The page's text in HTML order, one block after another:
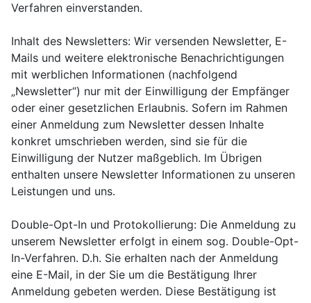
Verfahren einverstanden.
Inhalt des Newsletters: Wir versenden Newsletter, E-
Mails und weitere elektronische Benachrichtigungen
mit werblichen Informationen (nachfolgend
„Newsletter“) nur mit der Einwilligung der Empfänger
oder einer gesetzlichen Erlaubnis. Sofern im Rahmen
einer Anmeldung zum Newsletter dessen Inhalte
konkret umschrieben werden, sind sie für die
Einwilligung der Nutzer maßgeblich. Im Übrigen
enthalten unsere Newsletter Informationen zu unseren
Leistungen und uns.
Double-Opt-In und Protokollierung: Die Anmeldung zu
unserem Newsletter erfolgt in einem sog. Double-Opt-
In-Verfahren. D.h. Sie erhalten nach der Anmeldung
eine E-Mail, in der Sie um die Bestätigung Ihrer
Anmeldung gebeten werden. Diese Bestätigung ist